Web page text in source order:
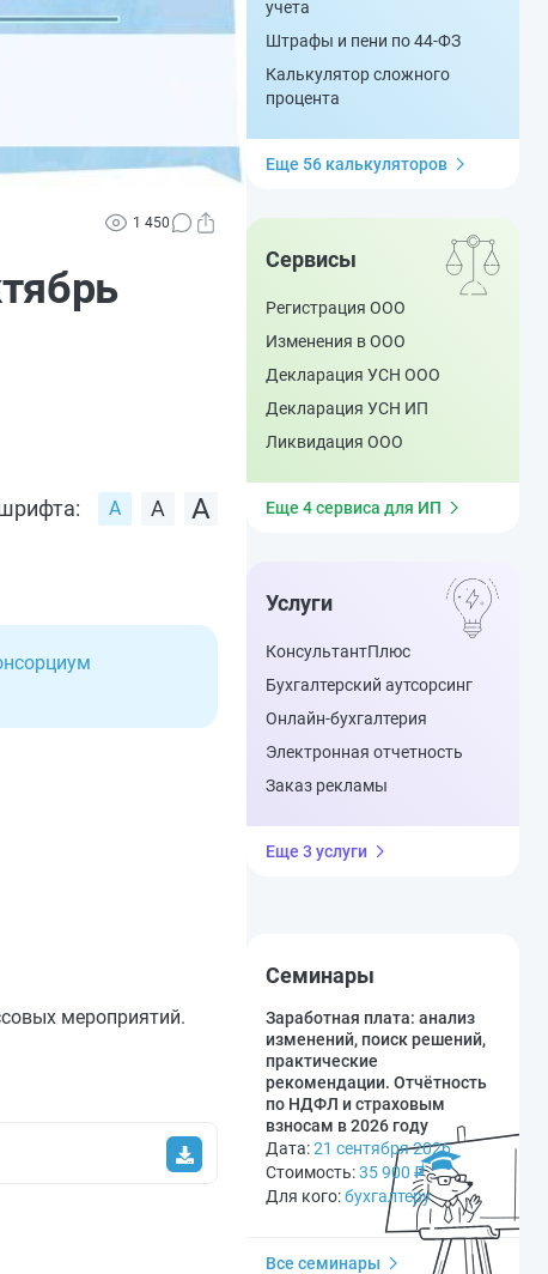
1 450
мероприятий.
учета
Штрафы и пени по 44-ФЗ
Калькулятор сложного
процента
Еще 56 калькуляторов
Сервисы
Регистрация ООО
Изменения в ООО
Декларация УСН ООО
Декларация УСН ИП
Ликвидация ООО
Еще 4 сервиса для ИП
Услуги
КонсультантПлюс
Бухгалтерский аутсорсинг
Онлайн-бухгалтерия
Электронная отчетность
Заказ рекламы
Еще 3 услуги
Семинары
Заработная плата: анализ
изменений, поиск решений,
практические
рекомендации. Отчётность
по НДФЛ и страховым
взносам в 2026 году
Дата:21 сентября 2026
Стоимость:35 900 ₽
Для кого:бухгалтеру
Все семинары